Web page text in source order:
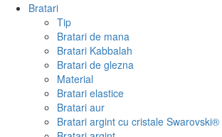
Bratari
Tip
Bratari de mana
Bratari Kabbalah
Bratari de glezna
Material
Bratari elastice
Bratari aur
Bratari argint cu cristale Swarovski®